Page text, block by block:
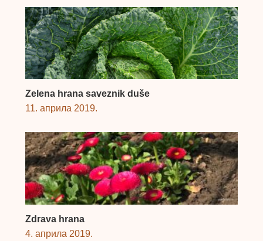
Zelena hrana saveznik duše
11. априла 2019.
Zdrava hrana
4. априла 2019.